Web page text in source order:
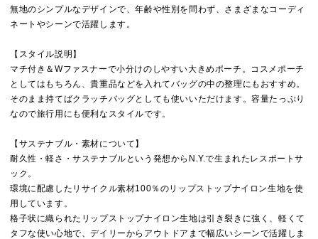
無地のシンプルなデザインで、年齢や性別を問わず、さまざまなコーディ
ネートやシーンで活躍します。
【スタイル説明】
マチ付き＆Wファスナーで小分けのしやすい大きめポーチ。コスメポーチ
としてはもちろん、貴重品などを入れてバッグの中の整理にもおすすめ。
そのまま持てばクラッチバッグとしても使いいただけます。容量たっぷり
なので旅行用にも便利なスタイルです。
【サステナブル・素材について】
耐久性・軽さ・サステナブルという発想からN.Y.で生まれたレスポートサ
ック。
環境に配慮したリサイクル素材100％のリップストップナイロン生地を使
用しています。
格子状に織られたリップストップナイロン生地は引き裂きに強く、軽くて
タフな使い心地で、デイリーからアウトドアまで幅広いシーンで活躍しま